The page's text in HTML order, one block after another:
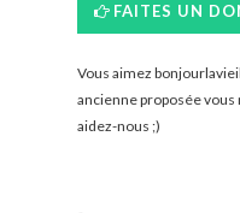
FAITES UN
Vous aimez
ancienne proposée vous
aidez-nous ;)